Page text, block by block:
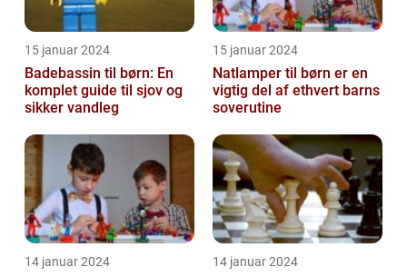
15 januar 2024
Badebassin til børn: En
komplet guide til sjov og
sikker vandleg
15 januar 2024
Natlamper til børn er en
vigtig del af ethvert barns
soverutine
14 januar 2024 14 januar 2024